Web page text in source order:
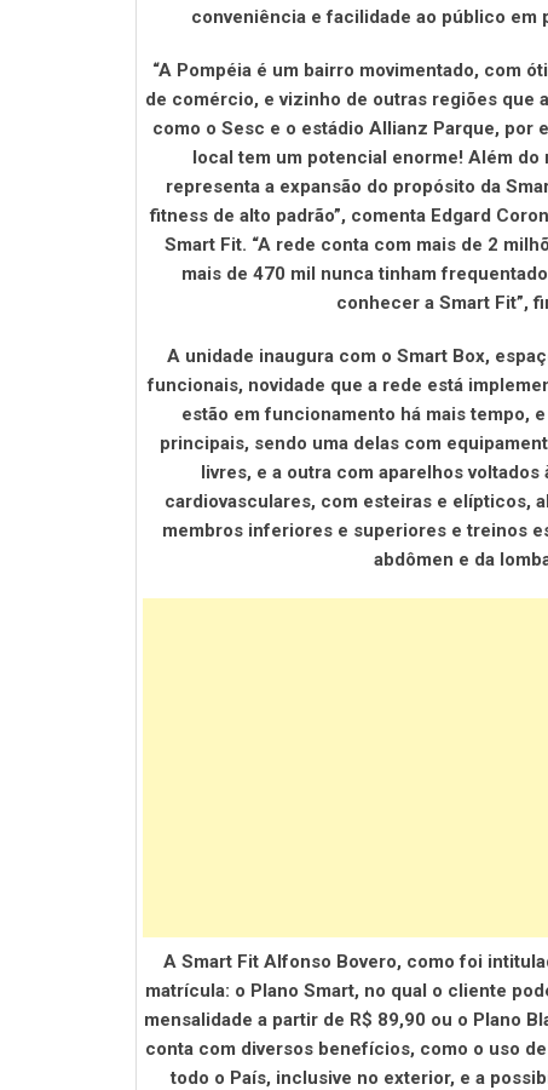
conveniência e facilidade ao público em
“A Pompéia é um bairro movimentado, com
de comércio, e vizinho de outras regiões que
como o Sesc e o estádio Allianz Parque, por
local tem um potencial enorme! Além do
representa a expansão do propósito da
fitness de alto padrão”, comenta Edgard
Smart Fit. “A rede conta com mais de 2
mais de 470 mil nunca tinham
conhecer a Smart Fit”,
A unidade inaugura com o Smart Box,
funcionais, novidade que a rede está
estão em funcionamento há mais tempo,
principais, sendo uma delas com
livres, e a outra com aparelhos voltados
cardiovasculares, com esteiras e elípticos,
membros inferiores e superiores e treinos
abdômen e da
A Smart Fit Alfonso Bovero, como foi
matrícula: o Plano Smart, no qual o cliente
mensalidade a partir de R$ 89,90 ou o Plano
conta com diversos benefícios, como o uso
todo o País, inclusive no exterior, e a